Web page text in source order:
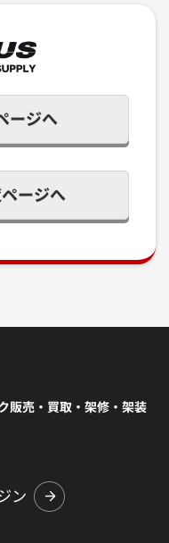
ージへ
ージへ
販売・買取・架修・架装
ン